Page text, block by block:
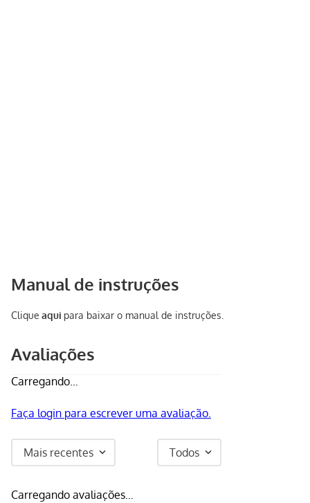
Manual de instruções
Clique aqui para baixar o manual de instruções.
Avaliações
Carregando…
Faça login para escrever uma avaliação.
Mais recentes Todos
Carregando avaliações…